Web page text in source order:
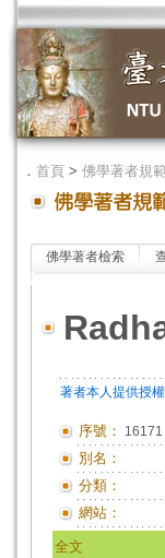
． 首頁 > 佛學著者規
佛學著者檢索
著者本人提供授權
序號： 16171
別名：
分類：
網站：
全文